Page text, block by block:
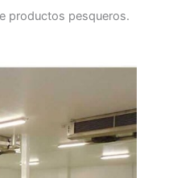
productos pesqueros.